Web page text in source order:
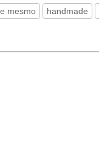
mesmo handmade